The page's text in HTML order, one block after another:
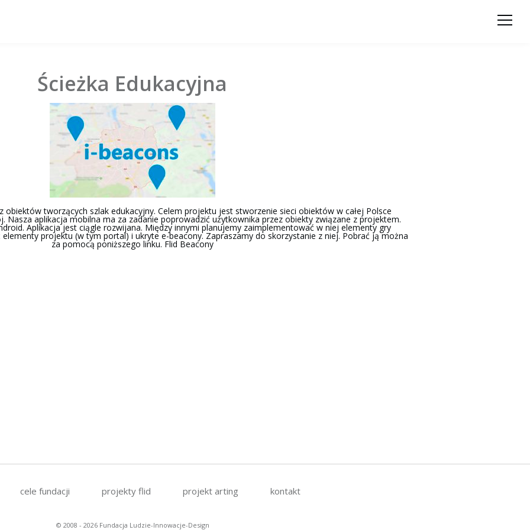
Ścieżka Edukacyjna
obiektów tworzących szlak edukacyjny. Celem projektu jest stworzenie sieci obiektów w całej Polsce
Nasza aplikacja mobilna ma za zadanie poprowadzić użytkownika przez obiekty związane z projektem.
Aplikacja jest ciągle rozwijana. Między innymi planujemy zaimplementować w niej elementy gry
projektu (w tym portal) i ukryte e-beacony. Zapraszamy do skorzystanie z niej. Pobrać ją można
za pomocą poniższego linku. Flid Beacony
cele fundacji projekty flid projekt arting kontakt
© 2008 - 2026 Fundacja Ludzie-Innowacje-Design